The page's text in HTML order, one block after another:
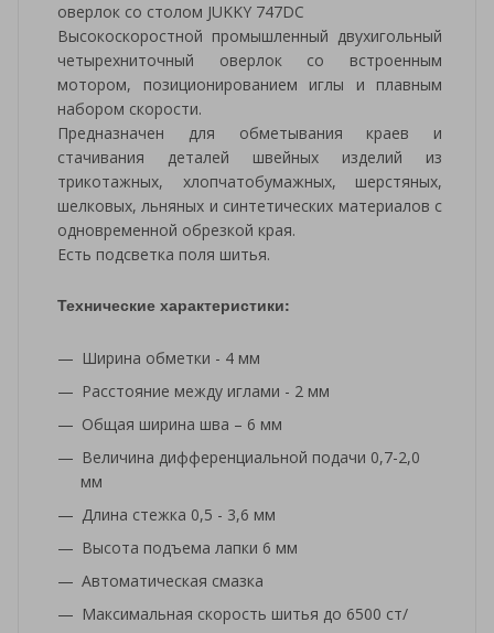
оверлок со столом JUKKY 747DС
Высокоскоростной промышленный двухигольный
четырехниточный оверлок со встроенным
мотором, позиционированием иглы и плавным
набором скорости.
Предназначен для обметывания краев и
стачивания деталей швейных изделий из
трикотажных, хлопчатобумажных, шерстяных,
шелковых, льняных и синтетических материалов с
одновременной обрезкой края.
Есть подсветка поля шитья.
Технические характеристики:
Ширина обметки - 4 мм
Расстояние между иглами - 2 мм
Общая ширина шва – 6 мм
Величина дифференциальной подачи 0,7-2,0
мм
Длина стежка 0,5 - 3,6 мм
Высота подъема лапки 6 мм
Автоматическая смазка
Максимальная скорость шитья до 6500 ст/